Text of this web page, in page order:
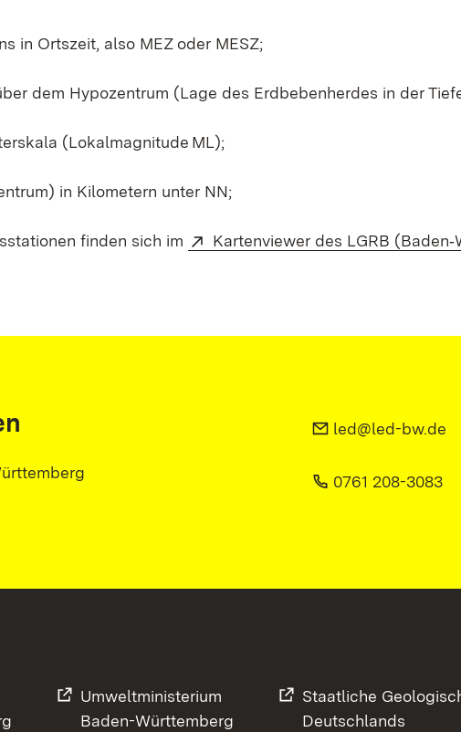
in Ortszeit, also MEZ oder MESZ;
dem Hypozentrum (Lage des Erdbebenherdes in der
(Lokalmagnitude ML);
in Kilometern unter NN;
finden sich im
Kartenviewer des LGRB
led@led-bw.de
0761 208-3083
Umweltministerium
Baden-Württemberg
Staatliche
Deutschlands